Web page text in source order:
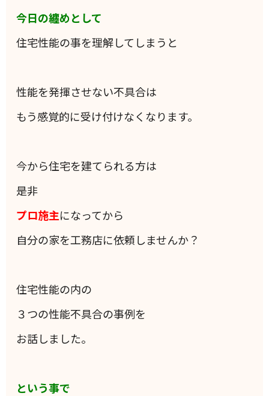
今日の纏めとして
住宅性能の事を理解してしまうと
性能を発揮させない不具合は
もう感覚的に受け付けなくなります。
今から住宅を建てられる方は
是非
プロ施主になってから
自分の家を工務店に依頼しませんか？
住宅性能の内の
３つの性能不具合の事例を
お話しました。
という事で